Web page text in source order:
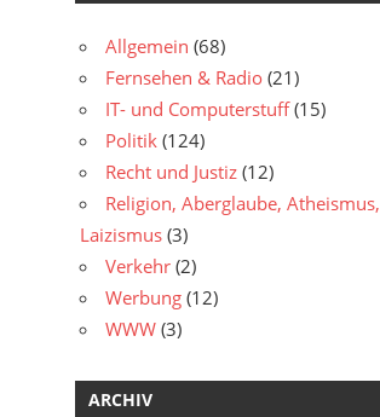
Allgemein (68)
Fernsehen & Radio (21)
IT- und Computerstuff(15)
Politik (124)
Recht und Justiz (12)
Religion, Aberglaube, Atheismus,
Laizismus (3)
Verkehr (2)
Werbung (12)
WWW (3)
ARCHIV